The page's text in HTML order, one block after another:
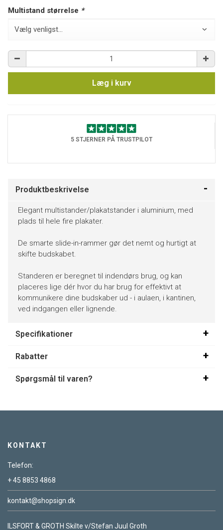
Multistand størrelse *
Læg i kurv
5 STJERNER PÅ TRUSTPILOT
Produktbeskrivelse
Elegant multistander/plakatstander i aluminium, med
plads til hele fire plakater.
De smarte slide-in-rammer gør det nemt og hurtigt at
skifte budskabet.
Standeren er beregnet til indendørs brug, og kan
placeres lige dér hvor du har brug for effektivt at
kommunikere dine budskaber ud - i aulaen, i kantinen,
ved indgangen eller lignende.
Specifikationer
Rabatter
Spørgsmål til varen?
KONTAKT
Telefon:
+ 45 8853 4868
kontakt@shopsign.dk
ILSFORT & GROTH Skilte v/Stefan Juul Groth